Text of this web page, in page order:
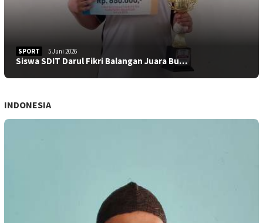
SPORT 5 Juni 2026
Siswa SDIT Darul Fikri Balangan Juara Bu…
INDONESIA